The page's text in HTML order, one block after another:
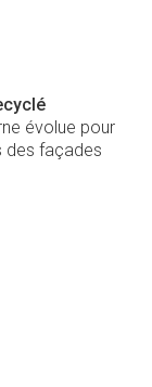
évolue pour
des façades